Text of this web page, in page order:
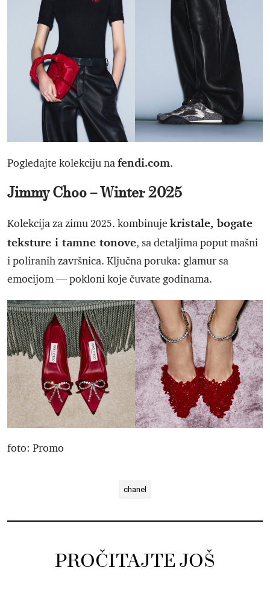
Pogledajte kolekciju nafendi.com.
Jimmy Choo – Winter 2025
Kolekcija za zimu 2025. kombinuje kristale, bogate
teksture i tamne tonove, sa detaljima poput mašni
i poliranih završnica. Ključna poruka: glamur sa
emocijom — pokloni koje čuvate godinama.
foto: Promo
chanel
PROČITAJTE JOŠ